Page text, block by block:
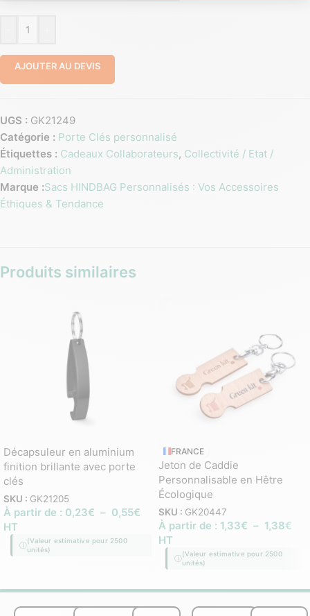
AJOUTER AU DEVIS
UGS : GK21249
Catégorie : Porte Clés personnalisé
Étiquettes : Cadeaux Collaborateurs, Collectivité / Etat /
Administration
Marque :Sacs HINDBAG Personnalisés : Vos Accessoires
Éthiques & Tendance
Produits similaires
Décapsuleur en aluminium
finition brillante avec porte
clés
SKU : GK21205
À partir de : 0,23€ – 0,55€
HT
(Valeur estimative pour 2500
unités)
FRANCE
Jeton de Caddie
Personnalisable en Hêtre
Écologique
SKU : GK20447
À partir de : 1,33€ – 1,38€
HT
(Valeur estimative pour 2500
unités)